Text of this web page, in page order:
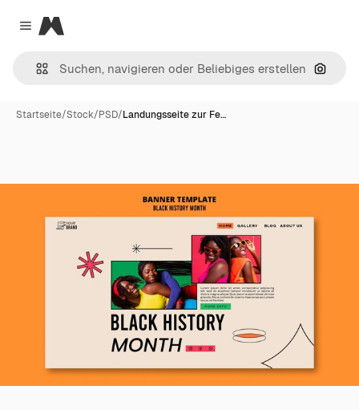
Close menu
Magnific
Nach
Startseite/Stock/PSD/Landungsseite zur Fe…